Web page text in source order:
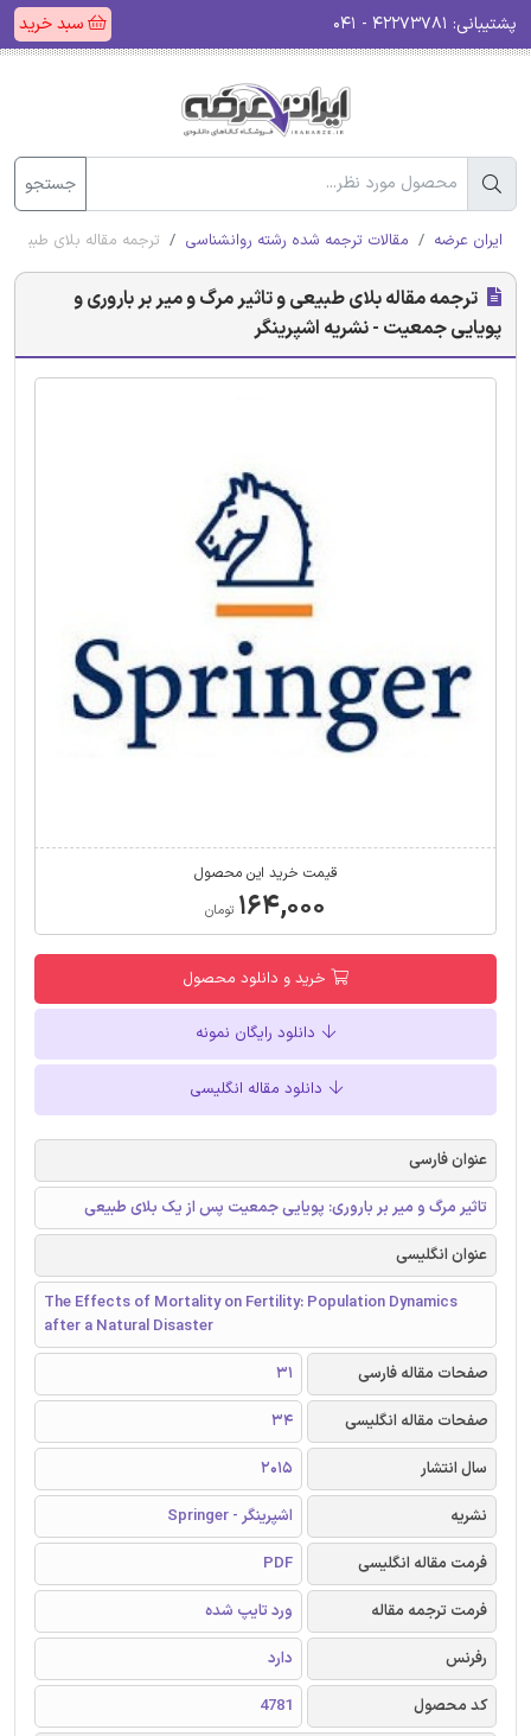
پشتیبانی: سبد خرید
جستجو
ایران عرضه مقالات ترجمه شده رشته روانشناسی ترجمه مقاله بلای
ترجمه مقاله بلای طبیعی و تاثیر مرگ و میر بر باروری و
پویایی جمعیت - نشریه اشپرینگر
قیمت خرید این محصول
۱۶۴,۰۰۰ تومان
خرید و دانلود محصول
دانلود رایگان نمونه
دانلود مقاله انگلیسی
عنوان فارسی
تاثیر مرگ و میر بر باروری: پویایی جمعیت پس از یک بلای طبیعی
عنوان انگلیسی
The Effects of Mortality on Fertility: Population Dynamics
after a Natural Disaster
صفحات مقاله فارسی
31
صفحات مقاله انگلیسی
34
سال انتشار
2015
نشریه
اشپرینگر - Springer
فرمت مقاله انگلیسی
PDF
فرمت ترجمه مقاله
ورد تایپ شده
رفرنس
دارد
کد محصول
4781